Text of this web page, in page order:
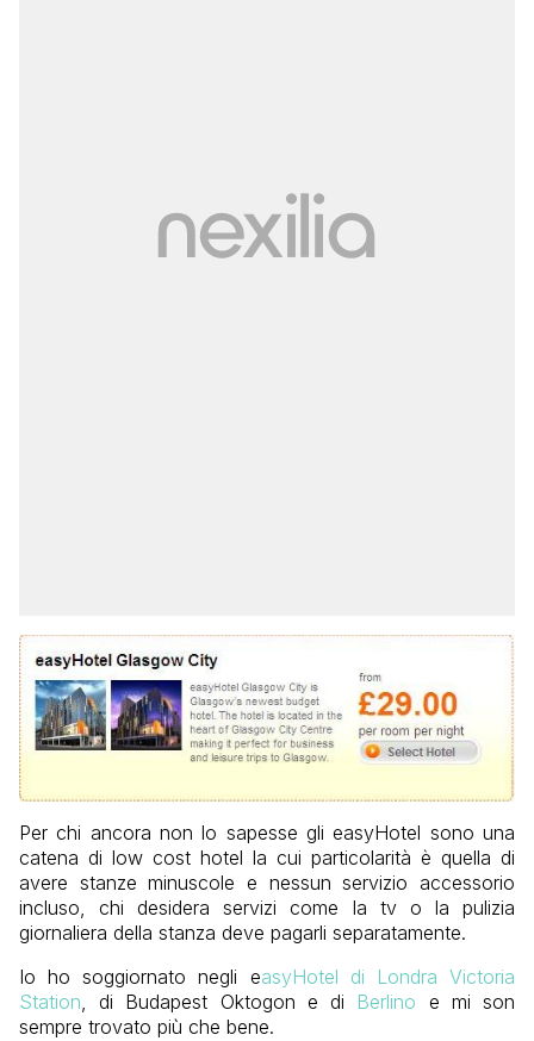
Per chi ancora non lo sapesse gli easyHotel sono una
catena di low cost hotel la cui particolarità è quella di
avere stanze minuscole e nessun servizio accessorio
incluso, chi desidera servizi come la tv o la pulizia
giornaliera della stanza deve pagarli separatamente.
Io ho soggiornato negli easyHotel di Londra Victoria
Station, di Budapest Oktogon e di Berlino e mi son
sempre trovato più che bene.